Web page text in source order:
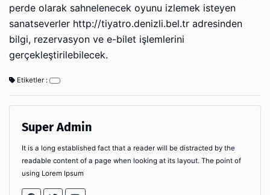
perde olarak sahnelenecek oyunu izlemek isteyen
sanatseverler http://tiyatro.denizli.bel.tr adresinden
bilgi, rezervasyon ve e-bilet işlemlerini
gerçekleştirilebilecek.
Etiketler :
Super Admin
It is a long established fact that a reader will be distracted by the
readable content of a page when looking at its layout. The point of
using Lorem Ipsum